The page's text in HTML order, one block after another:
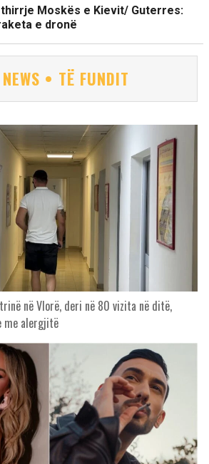
thirrje Moskës e Kievit/ Guterres:
e dronë
• TË FUNDIT
në Vlorë, deri në 80 vizita në ditë,
me alergjitë